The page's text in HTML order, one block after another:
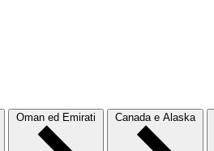
Oman ed Emirati Canada e Alaska